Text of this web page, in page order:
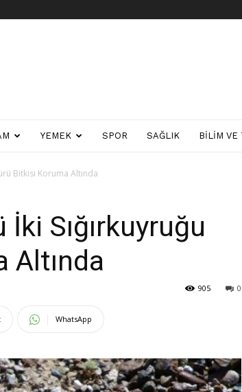
YEMEK SPOR SAĞLIK BILIM VE
Bitkisi Koruma Altında
İki Sığırkuyruğu
Altında
0
905
WhatsApp